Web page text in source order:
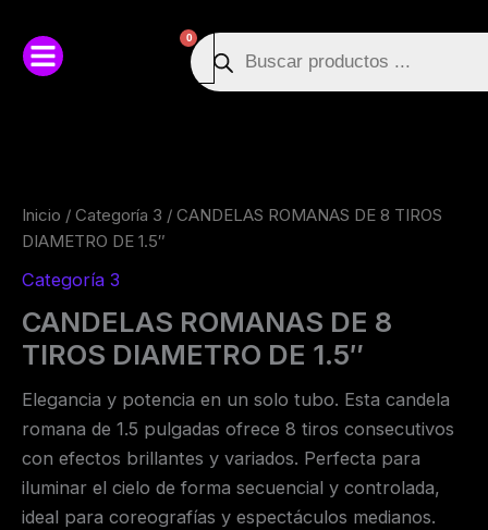
contenido
0
Cart
Búsqueda
de
productos
Inicio / Categoría 3 / CANDELAS ROMANAS DE 8 TIROS
DIAMETRO DE 1.5″
Categoría 3
CANDELAS ROMANAS DE 8
TIROS DIAMETRO DE 1.5″
Elegancia y potencia en un solo tubo. Esta candela
romana de 1.5 pulgadas ofrece 8 tiros consecutivos
con efectos brillantes y variados. Perfecta para
iluminar el cielo de forma secuencial y controlada,
ideal para coreografías y espectáculos medianos.
DIAMETRO
DE
1.5"
cantidad